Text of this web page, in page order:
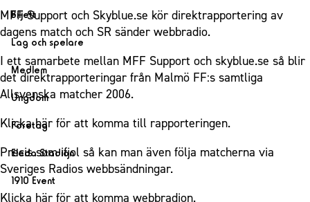
Nyheter
Kalender
Biljett
Biljett
Årskort herr
Årskort dam
Mitt MFF
Biljetter till bortamatcher
Biljettvillkor
Lag och spelare
Lag
Herrlaget
Spelare
Ledarstab
Damlaget
Spelare
Ledarstab
Medlem
Medlemskap i Malmö FF
Ungdom
MFF Ungdom
Skånecupen
Fotbollsskolan
Företag
Bli företagspartner
Nätverket
Klubbstolar
Eleda Stadion
Eleda Stadion
Erics Bar & Restaurang
1910 Event
MFF Support och Skyblue.se kör direktrapportering av
dagens match och SR sänder webbradio.
I ett samarbete mellan MFF Support och skyblue.se så blir
det direktrapporteringar från Malmö FF:s samtliga
Allsvenska matcher 2006.
Klicka här för att komma till rapporteringen.
Precis som ifjol så kan man även följa matcherna via
Sveriges Radios webbsändningar.
Klicka här för att komma webbradion.